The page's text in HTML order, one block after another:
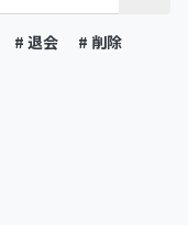
# 退会
# 削除